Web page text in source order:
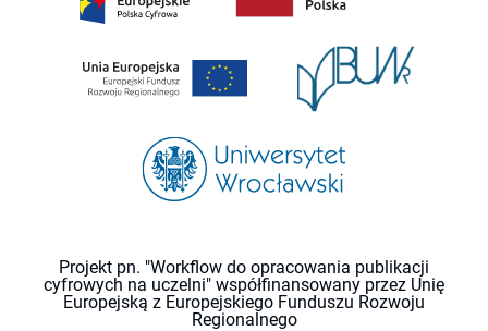
Projekt pn. "Workflow do opracowania publikacji
cyfrowych na uczelni" współfinansowany przez Unię
Europejską z Europejskiego Funduszu Rozwoju
Regionalnego